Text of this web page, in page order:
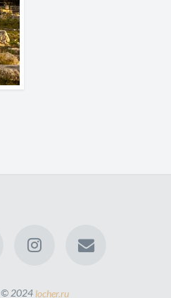
© 2024 locher.ru